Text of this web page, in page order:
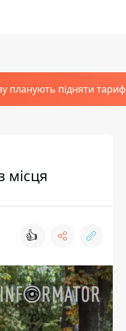
планують підняти тариф
місця
👍